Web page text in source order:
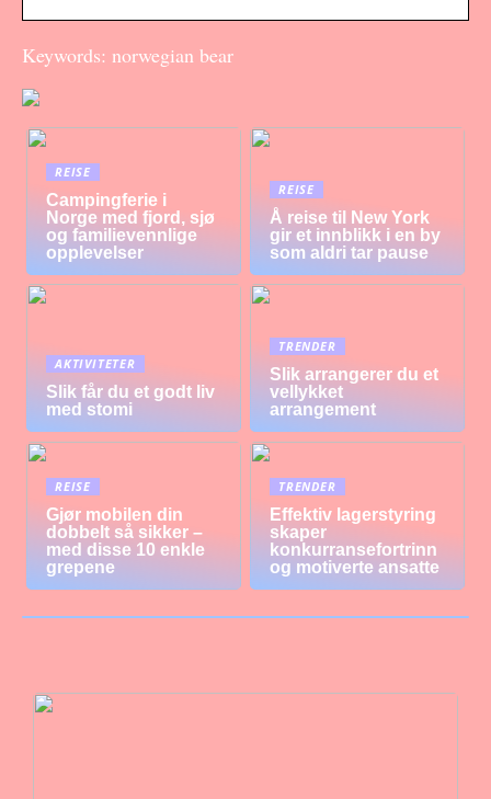
Keywords: norwegian bear
REISE
Campingferie i
Norge med fjord, sjø
og familievennlige
opplevelser
REISE
Å reise til New York
gir et innblikk i en by
som aldri tar pause
AKTIVITETER
Slik får du et godt liv
med stomi
TRENDER
Slik arrangerer du et
vellykket
arrangement
REISE
Gjør mobilen din
dobbelt så sikker –
med disse 10 enkle
grepene
TRENDER
Effektiv lagerstyring
skaper
konkurransefortrinn
og motiverte ansatte